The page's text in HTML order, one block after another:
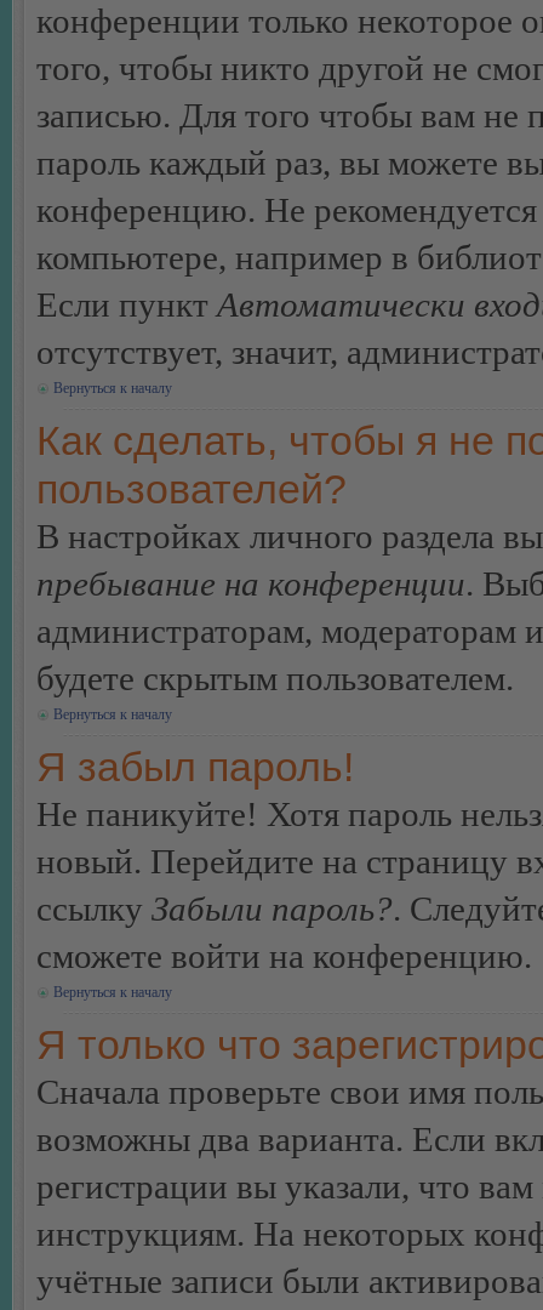
конференции только некоторое
того, чтобы никто другой не
записью. Для того чтобы вам не
пароль каждый раз, вы можете
конференцию. Не
компьютере, например в
Если пункт Автоматически
отсутствует, значит,
Вернуться к началу
Как сделать, чтобы я не
пользователей?
В настройках личного раздела
пребывание на конференции.
администраторам, модераторам
будете скрытым пользователем.
Вернуться к началу
Я забыл пароль!
Не паникуйте! Хотя пароль
новый. Перейдите на страницу
ссылку Забыли пароль?.
сможете войти на конференцию.
Вернуться к началу
Я только что
Сначала проверьте свои имя
возможны два варианта. Если
регистрации вы указали, что
инструкциям. На некоторых
учётные записи были